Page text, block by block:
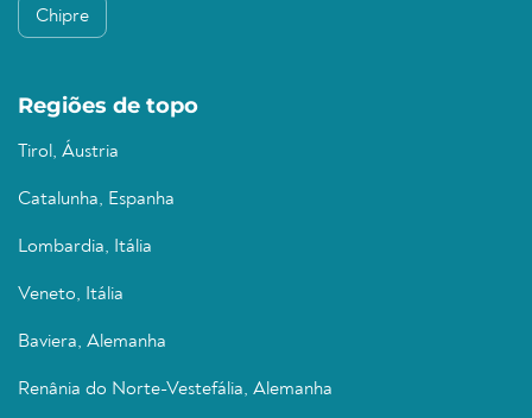
Chipre
Regiões de topo
Tirol, Áustria
Catalunha, Espanha
Lombardia, Itália
Veneto, Itália
Baviera, Alemanha
Renânia do Norte-Vestefália, Alemanha